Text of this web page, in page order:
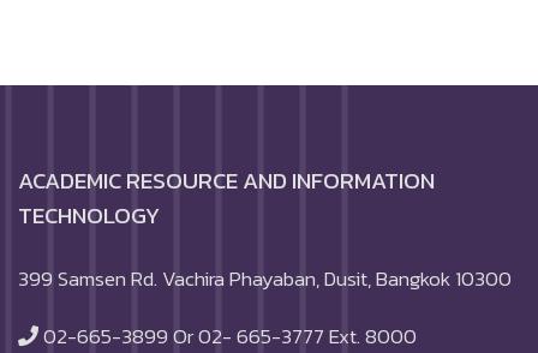
ACADEMIC RESOURCE AND INFORMATION
TECHNOLOGY
399 Samsen Rd. Vachira Phayaban, Dusit, Bangkok 10300
02-665-3899 Or 02- 665-3777 Ext. 8000